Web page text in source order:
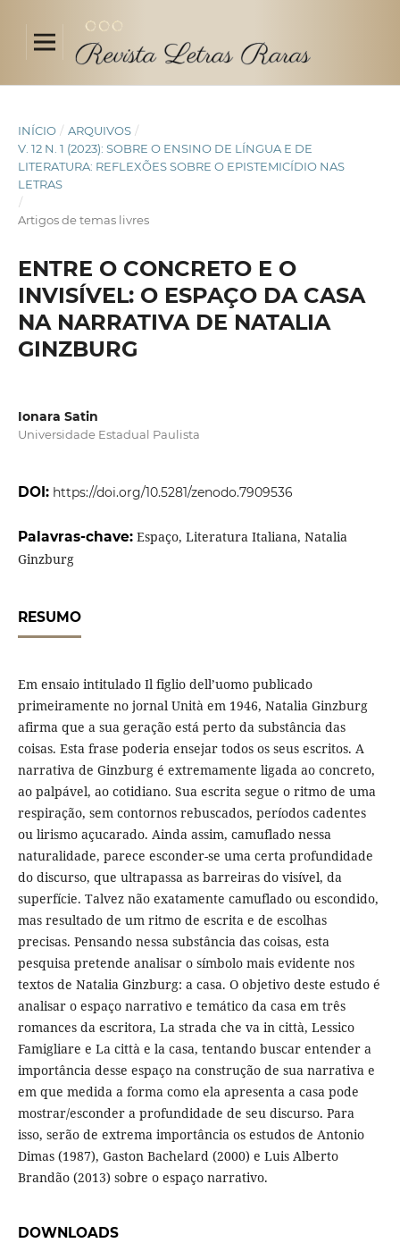
INÍCIO / ARQUIVOS /
V. 12 N. 1 (2023): SOBRE O ENSINO DE LÍNGUA E DE
LITERATURA: REFLEXÕES SOBRE O EPISTEMICÍDIO NAS
LETRAS
/
Artigos de temas livres
ENTRE O CONCRETO E O
INVISÍVEL: O ESPAÇO DA CASA
NA NARRATIVA DE NATALIA
GINZBURG
Ionara Satin
Universidade Estadual Paulista
DOI: https://doi.org/10.5281/zenodo.7909536
Palavras-chave: Espaço, Literatura Italiana, Natalia
Ginzburg
RESUMO
Em ensaio intitulado Il figlio dell’uomo publicado
primeiramente no jornal Unità em 1946, Natalia Ginzburg
afirma que a sua geração está perto da substância das
coisas. Esta frase poderia ensejar todos os seus escritos. A
narrativa de Ginzburg é extremamente ligada ao concreto,
ao palpável, ao cotidiano. Sua escrita segue o ritmo de uma
respiração, sem contornos rebuscados, períodos cadentes
ou lirismo açucarado. Ainda assim, camuflado nessa
naturalidade, parece esconder-se uma certa profundidade
do discurso, que ultrapassa as barreiras do visível, da
superfície. Talvez não exatamente camuflado ou escondido,
mas resultado de um ritmo de escrita e de escolhas
precisas. Pensando nessa substância das coisas, esta
pesquisa pretende analisar o símbolo mais evidente nos
textos de Natalia Ginzburg: a casa. O objetivo deste estudo é
analisar o espaço narrativo e temático da casa em três
romances da escritora, La strada che va in città, Lessico
Famigliare e La città e la casa, tentando buscar entender a
importância desse espaço na construção de sua narrativa e
em que medida a forma como ela apresenta a casa pode
mostrar/esconder a profundidade de seu discurso. Para
isso, serão de extrema importância os estudos de Antonio
Dimas (1987), Gaston Bachelard (2000) e Luis Alberto
Brandão (2013) sobre o espaço narrativo.
DOWNLOADS